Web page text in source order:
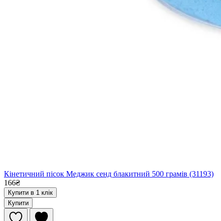
Кінетичний пісок Меджик сенд блакитний 500 грамів (31193)
166₴
Купити в 1 клік
Купити